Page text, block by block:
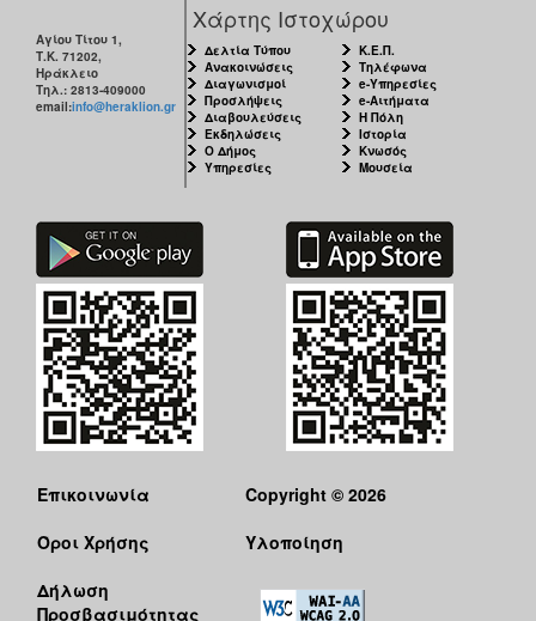
Αγίου Τίτου 1,
Τ.Κ. 71202,
Ηράκλειο
Τηλ.: 2813-409000
email:info@heraklion.gr
Χάρτης Ιστοχώρου
Δελτία Τύπου
Ανακοινώσεις
Διαγωνισμοί
Προσλήψεις
Διαβουλεύσεις
Εκδηλώσεις
Ο Δήμος
Υπηρεσίες
Κ.Ε.Π.
Τηλέφωνα
e-Υπηρεσίες
e-Αιτήματα
Η Πόλη
Ιστορία
Κνωσός
Μουσεία
Επικοινωνία
Όροι Χρήσης
Δήλωση
Προσβασιμότητας
Copyright © 2026
Υλοποίηση